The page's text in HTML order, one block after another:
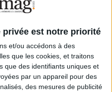
privée est notre priorité
et/ou accédons à des
que les cookies, et traitons
que des identifiants uniques et
par un appareil pour des
des mesures de publicité
la fin de la veille?
survivre face aux pressions?